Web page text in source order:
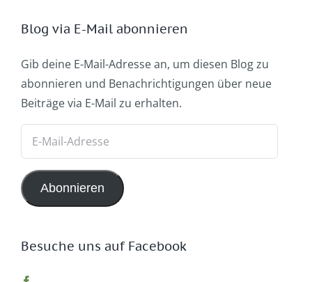
Blog via E-Mail abonnieren
Gib deine E-Mail-Adresse an, um diesen Blog zu
abonnieren und Benachrichtigungen über neue
Beiträge via E-Mail zu erhalten.
Adresse
Abonnieren
Besuche uns auf Facebook